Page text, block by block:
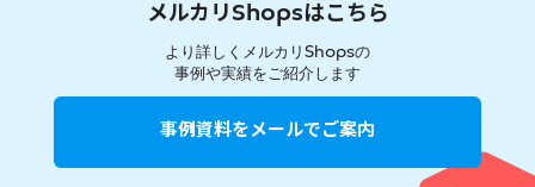
メルカリShopsはこちら
より詳しくメルカリShopsの
事例や実績をご紹介します
事例資料をメールでご案内